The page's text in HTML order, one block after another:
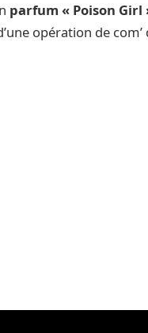
parfum « Poison Girl
opération de